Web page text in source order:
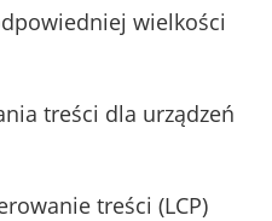
wielkości
treści dla urządzeń
treści (LCP)